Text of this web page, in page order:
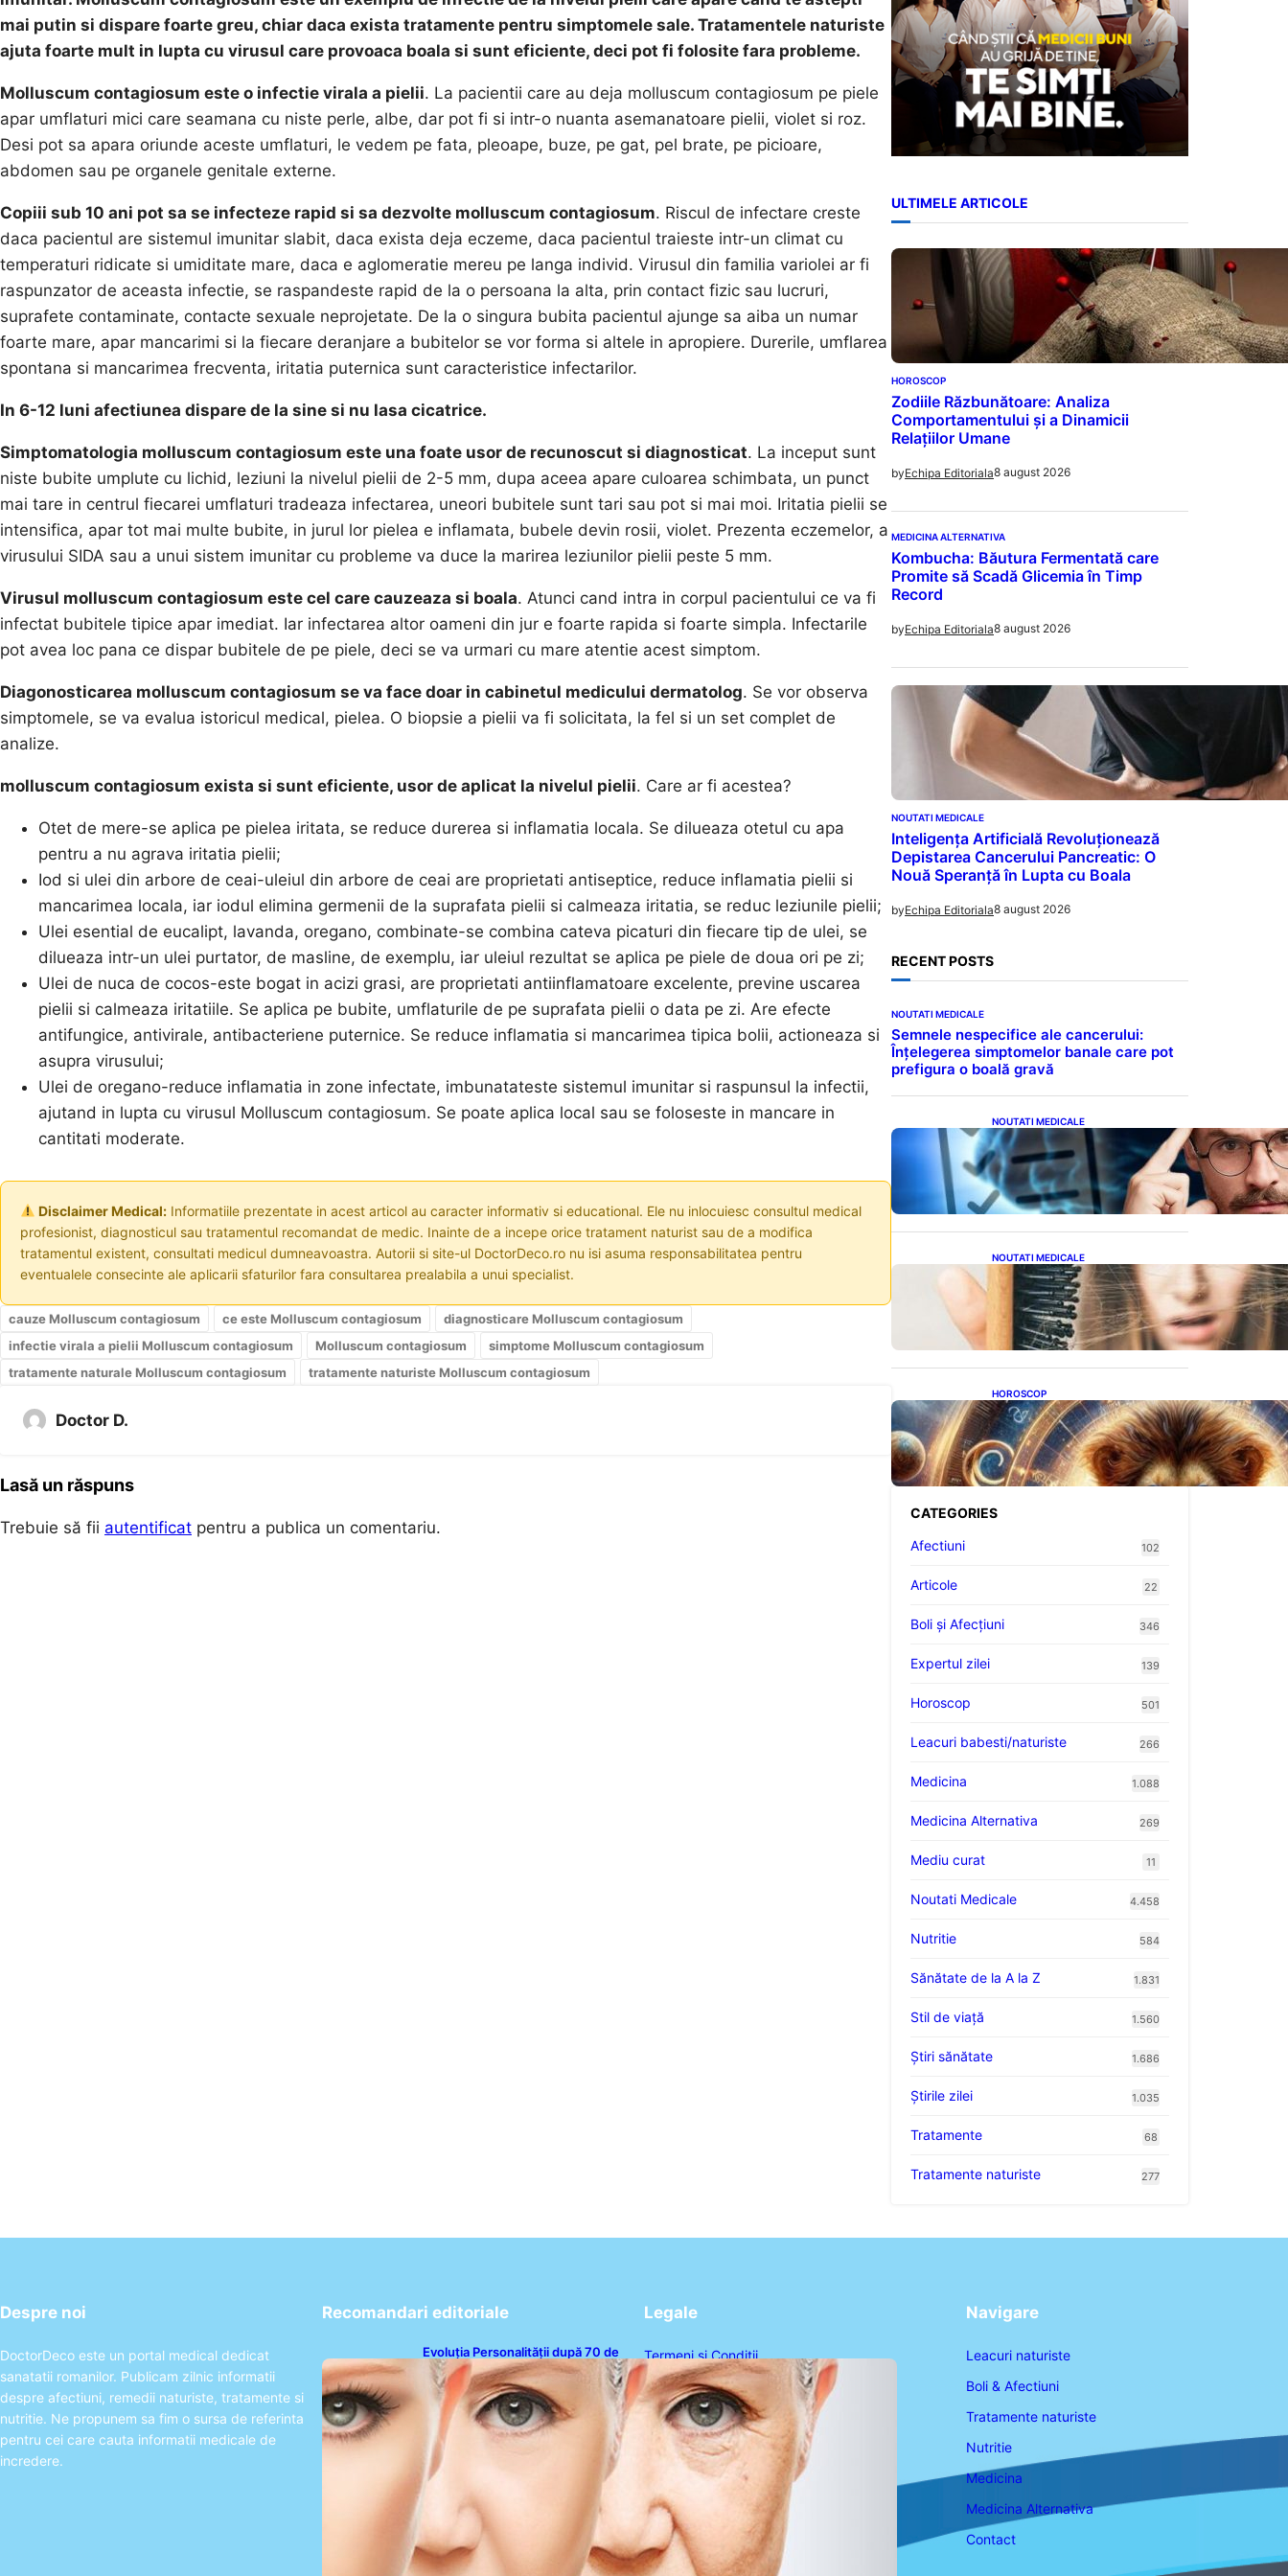
mai putin si dispare foarte greu, chiar daca exista tratamente pentru simptomele sale. Tratamentele naturiste
ajuta foarte mult in lupta cu virusul care provoaca boala si sunt eficiente, deci pot fi folosite fara probleme.
Molluscum contagiosum este o infectie virala a pielii. La pacientii care au deja molluscum contagiosum pe piele
apar umflaturi mici care seamana cu niste perle, albe, dar pot fi si intr-o nuanta asemanatoare pielii, violet si roz.
Desi pot sa apara oriunde aceste umflaturi, le vedem pe fata, pleoape, buze, pe gat, pel brate, pe picioare,
abdomen sau pe organele genitale externe.
Copiii sub 10 ani pot sa se infecteze rapid si sa dezvolte molluscum contagiosum. Riscul de infectare creste
daca pacientul are sistemul imunitar slabit, daca exista deja eczeme, daca pacientul traieste intr-un climat cu
temperaturi ridicate si umiditate mare, daca e aglomeratie mereu pe langa individ. Virusul din familia variolei ar fi
raspunzator de aceasta infectie, se raspandeste rapid de la o persoana la alta, prin contact fizic sau lucruri,
suprafete contaminate, contacte sexuale neprojetate. De la o singura bubita pacientul ajunge sa aiba un numar
foarte mare, apar mancarimi si la fiecare deranjare a bubitelor se vor forma si altele in apropiere. Durerile, umflarea
spontana si mancarimea frecventa, iritatia puternica sunt caracteristice infectarilor.
In 6-12 luni afectiunea dispare de la sine si nu lasa cicatrice.
Simptomatologia molluscum contagiosum este una foate usor de recunoscut si diagnosticat. La inceput sunt
niste bubite umplute cu lichid, leziuni la nivelul pielii de 2-5 mm, dupa aceea apare culoarea schimbata, un punct
mai tare in centrul fiecarei umflaturi tradeaza infectarea, uneori bubitele sunt tari sau pot si mai moi. Iritatia pielii se
intensifica, apar tot mai multe bubite, in jurul lor pielea e inflamata, bubele devin rosii, violet. Prezenta eczemelor, a
virusului SIDA sau a unui sistem imunitar cu probleme va duce la marirea leziunilor pielii peste 5 mm.
Virusul molluscum contagiosum este cel care cauzeaza si boala. Atunci cand intra in corpul pacientului ce va fi
infectat bubitele tipice apar imediat. Iar infectarea altor oameni din jur e foarte rapida si foarte simpla. Infectarile
pot avea loc pana ce dispar bubitele de pe piele, deci se va urmari cu mare atentie acest simptom.
Diagonosticarea molluscum contagiosum se va face doar in cabinetul medicului dermatolog. Se vor observa
simptomele, se va evalua istoricul medical, pielea. O biopsie a pielii va fi solicitata, la fel si un set complet de
analize.
molluscum contagiosum exista si sunt eficiente, usor de aplicat la nivelul pielii. Care ar fi acestea?
Otet de mere-se aplica pe pielea iritata, se reduce durerea si inflamatia locala. Se dilueaza otetul cu apa
pentru a nu agrava iritatia pielii;
Iod si ulei din arbore de ceai-uleiul din arbore de ceai are proprietati antiseptice, reduce inflamatia pielii si
mancarimea locala, iar iodul elimina germenii de la suprafata pielii si calmeaza iritatia, se reduc leziunile pielii;
Ulei esential de eucalipt, lavanda, oregano, combinate-se combina cateva picaturi din fiecare tip de ulei, se
dilueaza intr-un ulei purtator, de masline, de exemplu, iar uleiul rezultat se aplica pe piele de doua ori pe zi;
Ulei de nuca de cocos-este bogat in acizi grasi, are proprietati antiinflamatoare excelente, previne uscarea
pielii si calmeaza iritatiile. Se aplica pe bubite, umflaturile de pe suprafata pielii o data pe zi. Are efecte
antifungice, antivirale, antibacteriene puternice. Se reduce inflamatia si mancarimea tipica bolii, actioneaza si
asupra virusului;
Ulei de oregano-reduce inflamatia in zone infectate, imbunatateste sistemul imunitar si raspunsul la infectii,
ajutand in lupta cu virusul Molluscum contagiosum. Se poate aplica local sau se foloseste in mancare in
cantitati moderate.
Disclaimer Medical:Informatiile prezentate in acest articol au caracter informativ si educational. Ele nu inlocuiesc consultul medical
profesionist, diagnosticul sau tratamentul recomandat de medic. Inainte de a incepe orice tratament naturist sau de a modifica
tratamentul existent, consultati medicul dumneavoastra. Autorii si site-ul DoctorDeco.ro nu isi asuma responsabilitatea pentru
eventualele consecinte ale aplicarii sfaturilor fara consultarea prealabila a unui specialist.
cauze Molluscum contagiosum ce este Molluscum contagiosum
diagnosticare Molluscum contagiosum
infectie virala a pielii Molluscum contagiosum
Molluscum contagiosum
simptome Molluscum contagiosum
tratamente naturale Molluscum contagiosum
tratamente naturiste Molluscum contagiosum
Doctor D.
Lasă un răspuns
Trebuie să fii autentificat pentru a publica un comentariu.
ULTIMELE ARTICOLE
HOROSCOP
Zodiile Răzbunătoare: Analiza
Comportamentului și a Dinamicii
Relațiilor Umane
byEchipa Editoriala8 august 2026
MEDICINA ALTERNATIVA
Kombucha: Băutura Fermentată care
Promite să Scadă Glicemia în Timp
Record
byEchipa Editoriala8 august 2026
NOUTATI MEDICALE
Inteligența Artificială Revoluționează
Depistarea Cancerului Pancreatic: O
Nouă Speranță în Lupta cu Boala
byEchipa Editoriala8 august 2026
RECENT POSTS
NOUTATI MEDICALE
Semnele nespecifice ale cancerului:
Înțelegerea simptomelor banale care pot
prefigura o boală gravă
NOUTATI MEDICALE
Inteligența dincolo de note:
Semnele unui IQ ridicat
care nu țin de școală
NOUTATI MEDICALE
Semnele unei deficiențe de
proteine: Impactul asupra
sănătății tale
HOROSCOP
Portalul Leului 8/8:
Oportunități de Abundență
pentru Cinci Zodii în 2026
CATEGORIES
Afectiuni
102
Articole 22
Boli și Afecțiuni 346
Expertul zilei 139
Horoscop 501
Leacuri babesti/naturiste 266
Medicina 1.088
Medicina Alternativa 269
Mediu curat 11
Noutati Medicale 4.458
Nutritie 584
Sănătate de la A la Z 1.831
Stil de viaţă 1.560
Ştiri sănătate 1.686
Știrile zilei 1.035
Tratamente 68
Tratamente naturiste 277
Despre noi
DoctorDeco este un portal medical dedicat
sanatatii romanilor. Publicam zilnic informatii
despre afectiuni, remedii naturiste, tratamente si
nutritie. Ne propunem sa fim o sursa de referinta
pentru cei care cauta informatii medicale de
incredere.
Recomandari editoriale
Evoluția Personalității după 70 de
Ani: Ce Revelații Ne Oferă Studiile
Psihologice
Legale
Termeni și Condiții
Politica de Confidențialitate
Politica de Cookies
Disclaimer
Navigare
Leacuri naturiste
Boli & Afectiuni
Tratamente naturiste
Nutritie
Medicina
Medicina Alternativa
Contact